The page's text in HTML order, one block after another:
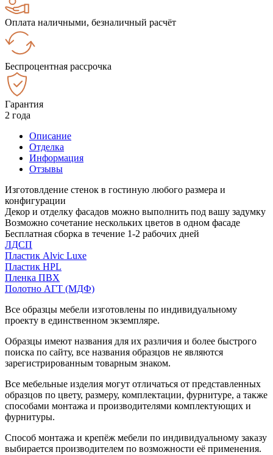
Оплата наличными, безналичный расчёт
Беспроцентная рассрочка
Гарантия
2 года
Описание
Отделка
Информация
Отзывы
Изготовлдение стенок в гостиную любого размера и
конфигурации
Декор и отделку фасадов можно выполнить под вашу задумку
Возможно сочетание нескольких цветов в одном фасаде
Бесплатная сборка в течение 1-2 рабочих дней
ЛДСП
Пластик Alvic Luxe
Пластик HPL
Пленка ПВХ
Полотно АГТ (МДФ)
Все образцы мебели изготовлены по индивидуальному
проекту в единственном экземпляре.
Образцы имеют названия для их различия и более быстрого
поиска по сайту, все названия образцов не являются
зарегистрированным товарным знаком.
Все мебельные изделия могут отличаться от представленных
образцов по цвету, размеру, комплектации, фурнитуре, а также
способами монтажа и производителями комплектующих и
фурнитуры.
Способ монтажа и крепёж мебели по индивидуальному заказу
выбирается производителем по возможности её применения.